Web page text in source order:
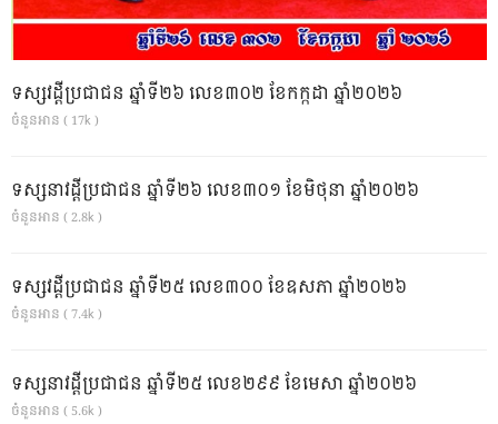
ទស្សវដ្តីប្រជាជន ឆ្នាំទី២៦ លេខ៣០២ ខែកក្កដា ឆ្នាំ២០២៦
ចំនួនអាន ( 17k )
ទស្សនាវដ្ដីប្រជាជន ឆ្នាំទី២៦ លេខ៣០១ ខែមិថុនា ឆ្នាំ២០២៦
ចំនួនអាន ( 2.8k )
ទស្សវដ្តីប្រជាជន ឆ្នាំទី២៥ លេខ៣០០ ខែឧសភា ឆ្នាំ២០២៦
ចំនួនអាន ( 7.4k )
ទស្សនាវដ្ដីប្រជាជន ឆ្នាំទី២៥ លេខ២៩៩ ខែមេសា ឆ្នាំ២០២៦
ចំនួនអាន ( 5.6k )